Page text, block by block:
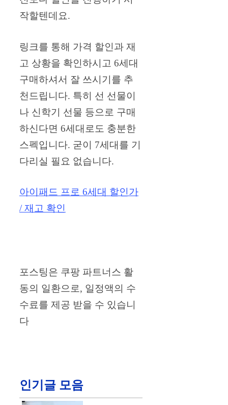
작할텐데요.
링크를 통해 가격 할인과 재
고 상황을 확인하시고 6세대
구매하셔서 잘 쓰시기를 추
천드립니다. 특히 선 선물이
나 신학기 선물 등으로 구매
하신다면 6세대로도 충분한
스펙입니다. 굳이 7세대를 기
다리실 필요 없습니다.
아이패드 프로 6세대 할인가
/ 재고 확인
포스팅은 쿠팡 파트너스 활
동의 일환으로, 일정액의 수
수료를 제공 받을 수 있습니
다
인기글 모음